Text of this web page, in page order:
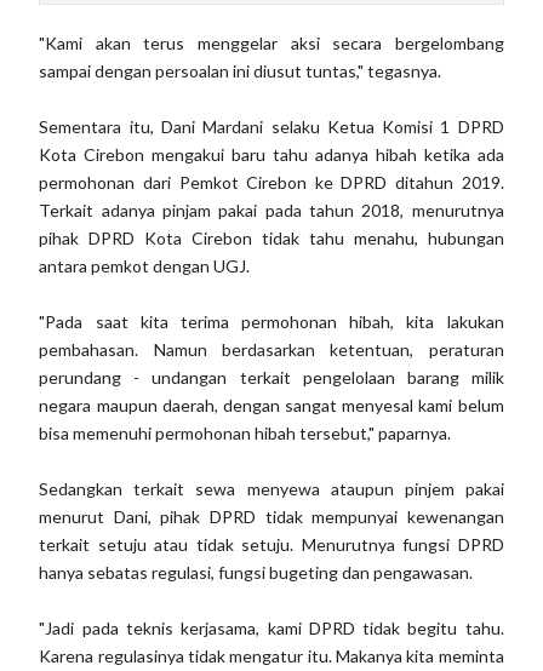
"Kami akan terus menggelar aksi secara bergelombang
sampai dengan persoalan ini diusut tuntas," tegasnya.
Sementara itu, Dani Mardani selaku Ketua Komisi 1 DPRD
Kota Cirebon mengakui baru tahu adanya hibah ketika ada
permohonan dari Pemkot Cirebon ke DPRD ditahun 2019.
Terkait adanya pinjam pakai pada tahun 2018, menurutnya
pihak DPRD Kota Cirebon tidak tahu menahu, hubungan
antara pemkot dengan UGJ.
"Pada saat kita terima permohonan hibah, kita lakukan
pembahasan. Namun berdasarkan ketentuan, peraturan
perundang - undangan terkait pengelolaan barang milik
negara maupun daerah, dengan sangat menyesal kami belum
bisa memenuhi permohonan hibah tersebut," paparnya.
Sedangkan terkait sewa menyewa ataupun pinjem pakai
menurut Dani, pihak DPRD tidak mempunyai kewenangan
terkait setuju atau tidak setuju. Menurutnya fungsi DPRD
hanya sebatas regulasi, fungsi bugeting dan pengawasan.
"Jadi pada teknis kerjasama, kami DPRD tidak begitu tahu.
Karena regulasinya tidak mengatur itu. Makanya kita meminta